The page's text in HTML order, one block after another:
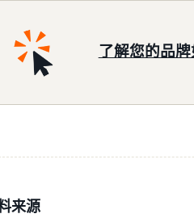
了解您的品
来源